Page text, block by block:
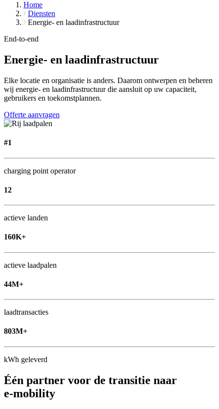
Home
Diensten
Energie- en laadinfrastructuur
End-to-end
Energie- en laadinfrastructuur
Elke locatie en organisatie is anders. Daarom ontwerpen en beheren
wij energie- en laadinfrastructuur die aansluit op uw capaciteit,
gebruikers en toekomstplannen.
Offerte aanvragen
#1
charging point operator
12
actieve landen
160K+
actieve laadpalen
44M+
laadtransacties
803M+
kWh geleverd
Één partner voor de transitie naar
e‑mobility